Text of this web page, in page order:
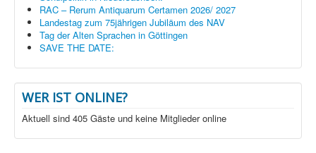
RAC – Rerum Antiquarum Certamen 2026/ 2027
Landestag zum 75jährigen Jubiläum des NAV
Tag der Alten Sprachen in Göttingen
SAVE THE DATE:
WER IST ONLINE?
Aktuell sind 405 Gäste und keine Mitglieder online